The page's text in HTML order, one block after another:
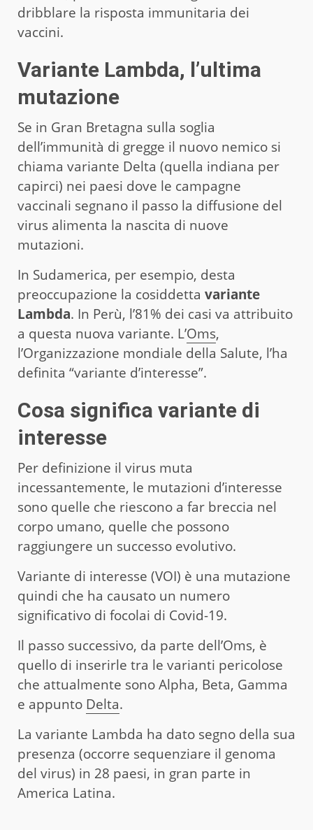
dribblare la risposta immunitaria dei
vaccini.
Variante Lambda, l’ultima
mutazione
Se in Gran Bretagna sulla soglia
dell’immunità di gregge il nuovo nemico si
chiama variante Delta (quella indiana per
capirci) nei paesi dove le campagne
vaccinali segnano il passo la diffusione del
virus alimenta la nascita di nuove
mutazioni.
In Sudamerica, per esempio, desta
preoccupazione la cosiddetta variante
Lambda. In Perù, l’81% dei casi va attribuito
a questa nuova variante. L’Oms,
l’Organizzazione mondiale della Salute, l’ha
definita “variante d’interesse”.
Cosa significa variante di
interesse
Per definizione il virus muta
incessantemente, le mutazioni d’interesse
sono quelle che riescono a far breccia nel
corpo umano, quelle che possono
raggiungere un successo evolutivo.
Variante di interesse (VOI) è una mutazione
quindi che ha causato un numero
significativo di focolai di Covid-19.
Il passo successivo, da parte dell’Oms, è
quello di inserirle tra le varianti pericolose
che attualmente sono Alpha, Beta, Gamma
e appunto Delta.
La variante Lambda ha dato segno della sua
presenza (occorre sequenziare il genoma
del virus) in 28 paesi, in gran parte in
America Latina.